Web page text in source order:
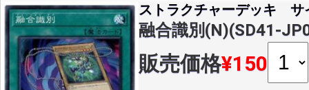
ストラクチャーデッキ サ
融合識別(N)(SD41-
販売価格¥150